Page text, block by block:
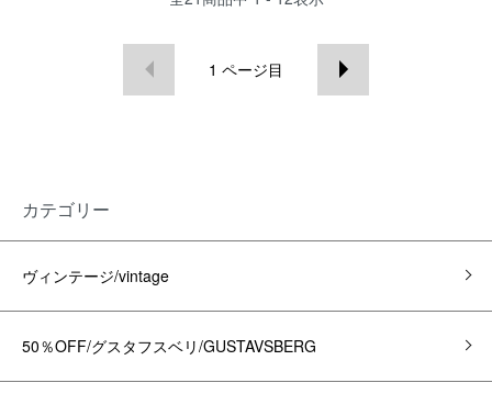
1 ページ目
カテゴリー
ヴィンテージ/vintage
50％OFF/グスタフスベリ/GUSTAVSBERG